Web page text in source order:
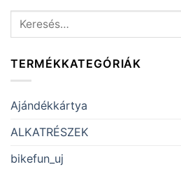
Keresés
TERMÉKKATEGÓRIÁK
Ajándékkártya
ALKATRÉSZEK
bikefun_uj